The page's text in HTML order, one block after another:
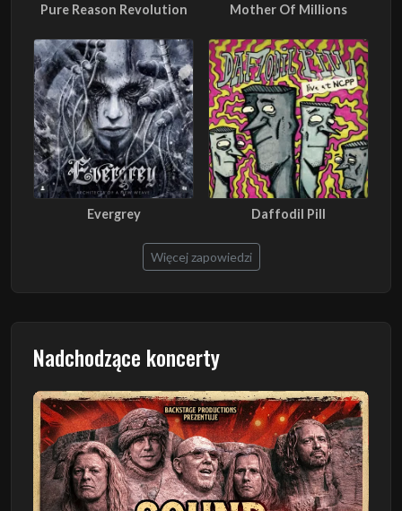
Pure Reason Revolution Mother Of Millions
Evergrey Daffodil Pill
Więcej zapowiedzi
Nadchodzące koncerty